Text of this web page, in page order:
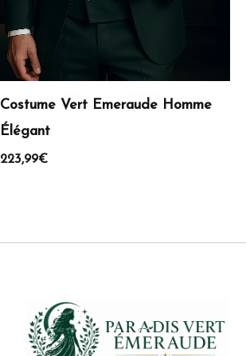
Costume Vert Emeraude Homme
Élégant
223,99€